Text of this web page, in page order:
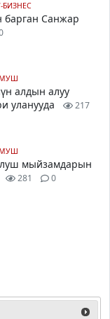
барган Санжар
алдын алуу
уланууда
217
мыйзамдарын
281 0